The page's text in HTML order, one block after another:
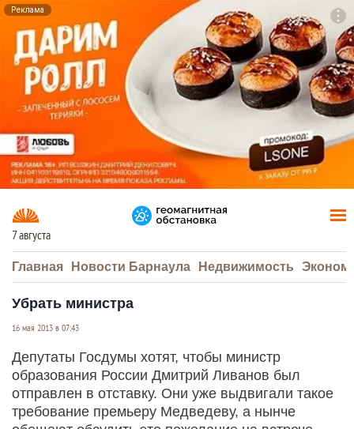
Реклама
7 августа
Главная Новости Барнаула Недвижимость
Убрать министра
16 мая 2013 в 07:43
Депутаты Госдумы хотят, чтобы министр
образования России Дмитрий Ливанов был
отправлен в отставку. Они уже выдвигали такое
требование премьеру Медведеву, а нынче